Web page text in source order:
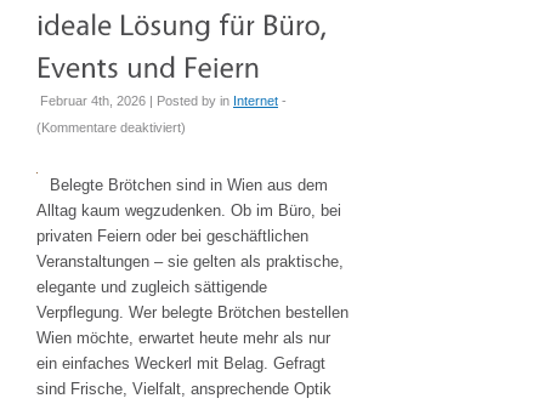
Februar 4th, 2026 | Posted by in Internet -
(Kommentare deaktiviertfür
Brötchen
bestellen
Wien
die
ideale
Lösung
für
)
Belegte Brötchen sind in Wien aus dem
Alltag kaum wegzudenken. Ob im Büro, bei
privaten Feiern oder bei geschäftlichen
Veranstaltungen – sie gelten als praktische,
elegante und zugleich sättigende
Verpflegung. Wer belegte Brötchen bestellen
Wien möchte, erwartet heute mehr als nur
ein einfaches Weckerl mit Belag. Gefragt
sind Frische, Vielfalt, ansprechende Optik